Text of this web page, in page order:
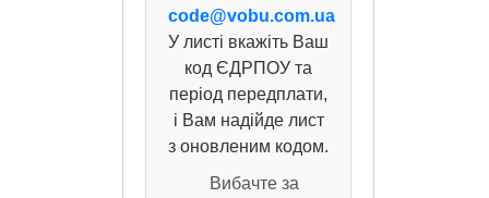
code@vobu.com.ua
У листі вкажіть Ваш
код ЄДРПОУ та
період передплати,
і Вам надійде лист
з оновленим кодом.
Вибачте за